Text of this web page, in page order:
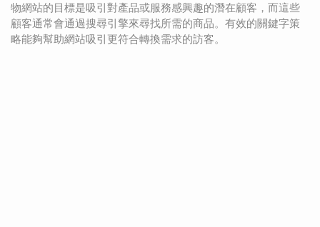
物網站的目標是吸引對產品或服務感興趣的潛在顧客，而這些
顧客通常會通過搜尋引擎來尋找所需的商品。有效的關鍵字策
略能夠幫助網站吸引更符合轉換需求的訪客。